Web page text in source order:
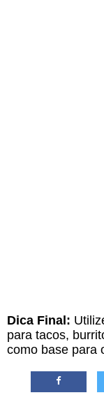
Dica Final:
para tacos,
como base para